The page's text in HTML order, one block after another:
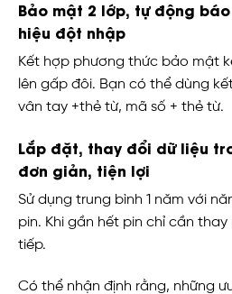
Bảo mật 2 lớp, tự động
hiệu đột nhập
Kết hợp phương thức bảo mật
lên gấp đôi. Bạn có thể dùng
vân tay +thẻ từ, mã số + thẻ từ.
Lắp đặt, thay đổi dữ liệu
đơn giản, tiện lợi
Sử dụng trung bình 1 năm với
pin. Khi gần hết pin chỉ cần
tiếp.
Có thể nhận định rằng, những